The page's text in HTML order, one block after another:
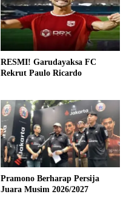
RESMI! Garudayaksa FC
Rekrut Paulo Ricardo
Pramono Berharap Persija
Juara Musim 2026/2027